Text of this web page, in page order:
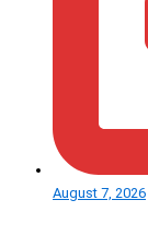
August 7, 2026